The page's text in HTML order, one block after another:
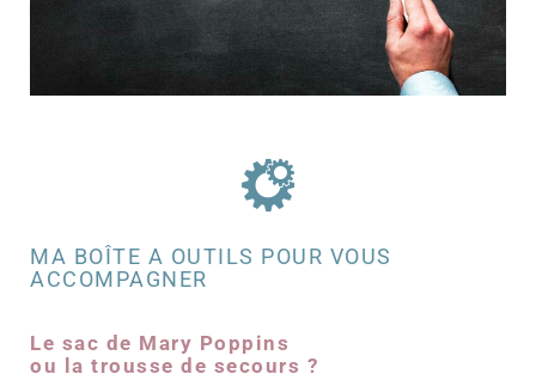
MA BOÎTE A OUTILS POUR VOUS
ACCOMPAGNER
Le sac de Mary Poppins
ou la trousse de secours ?